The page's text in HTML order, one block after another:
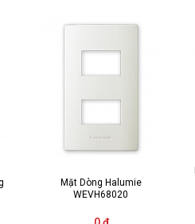
Mặt Dòng Halumie
WEVH68020